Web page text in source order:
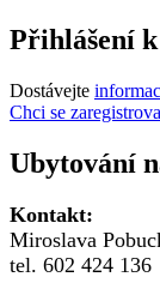
Přihlášení
Dostávejte
Chci se
Ubytování
Kontakt:
Miroslava
tel. 602 424 136